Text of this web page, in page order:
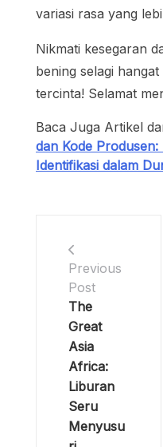
variasi rasa yang
Nikmati kesegaran
bening selagi
tercinta! Selamat
Baca Juga Artikel
dan Kode
Identifikasi dalam
Previous
Post
The
Great
Asia
Africa:
Liburan
Seru
Menyusu